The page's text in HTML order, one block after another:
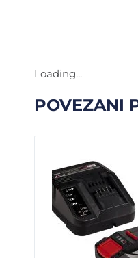
Loading...
POVEZANI